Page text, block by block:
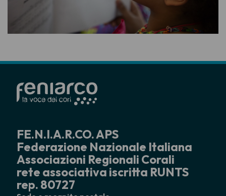
FE.N.I.A.R.CO. APS
Federazione Nazionale Italiana
Associazioni Regionali Corali
rete associativa iscritta RUNTS
rep. 80727